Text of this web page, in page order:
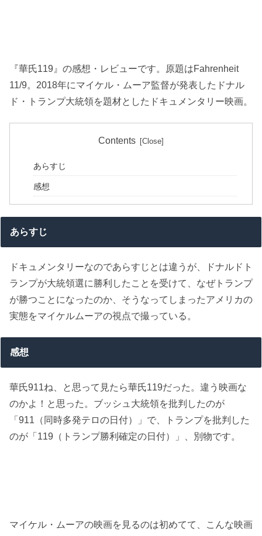
『華氏119』の感想・レビューです。原題はFahrenheit
11/9。2018年にマイケル・ムーア監督が発表したドナル
ド・トランプ大統領を題材としたドキュメンタリー映画。
Contents
あらすじ
感想
あらすじ
ドキュメンタリーなのであらすじとは違うが、ドナルドト
ランプが大統領選に勝利したことを受けて、なぜトランプ
が勝つことになったのか、そうなってしまったアメリカの
実態をマイケルムーアの視点で撮っている。
感想
華氏911ね、と思って見たら華氏119だった。違う映画な
のかよ！と思った。ブッシュ大統領を批判したのが
「911（同時多発テロの日付）」で、トランプを批判した
のが「119（トランプ勝利確定の日付）」、別物です。
マイケル・ムーアの映画を見るのは初めてて、こんな映画